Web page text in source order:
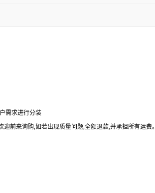
需求进行分装
迎前来询购,如若出现质量问题,全额退款,并承担所有运费。